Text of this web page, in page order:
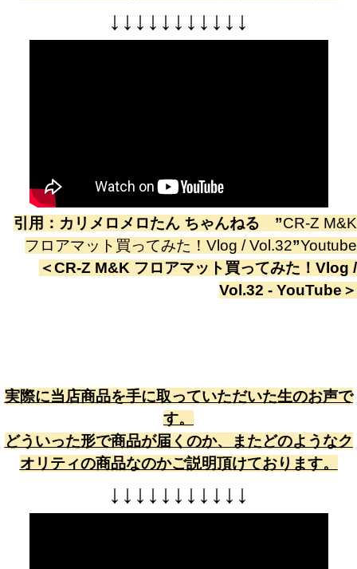
↓ ↓ ↓ ↓ ↓ ↓ ↓ ↓ ↓ ↓ ↓
引用： カリメロメロたん ちゃんねる ”CR-Z M&K
フロアマット買ってみた！Vlog / Vol.32”Youtube
＜CR-Z M&K フロアマット買ってみた！Vlog /
Vol.32 - YouTube ＞
実際に当店商品を手に取っていただいた生のお声で
す。
どういった形で商品が届くのか、またどのようなク
オリティの商品なのかご説明頂けております。
↓ ↓ ↓ ↓ ↓ ↓ ↓ ↓ ↓ ↓ ↓